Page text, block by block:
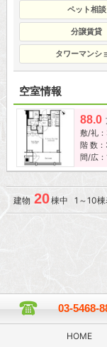
ペット相談
分譲賃貸
タワーマンシ
空室情報
88.0
敷/礼
階 数
間/広
建物 20棟中 1～10棟
03-5468-
HOME